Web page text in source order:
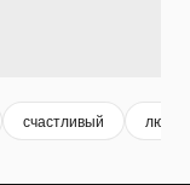
счастливый люди